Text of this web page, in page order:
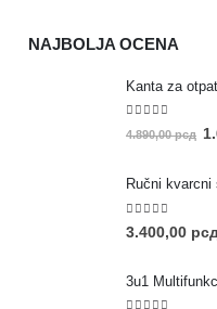
NAJBOLJA OCENA
Kanta za
5.00out of 5
4.890,00рсд
Ručni kvarcni
5.00out of 5
3.400,00
3u1